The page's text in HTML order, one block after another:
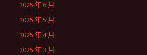
2025 年 6 月
2025 年 5 月
2025 年 4 月
2025 年 3 月